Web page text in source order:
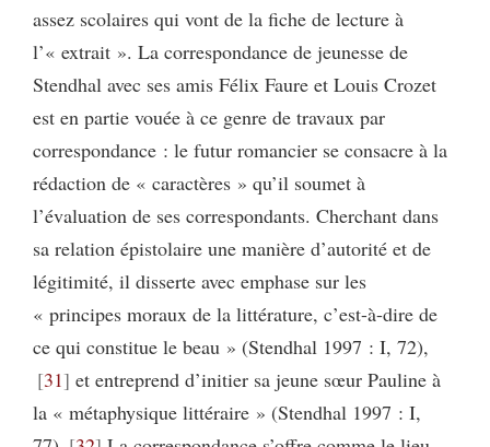
assez scolaires qui vont de la fiche de lecture à
l’« extrait ». La correspondance de jeunesse de
Stendhal avec ses amis Félix Faure et Louis Crozet
est en partie vouée à ce genre de travaux par
correspondance : le futur romancier se consacre à la
rédaction de « caractères » qu’il soumet à
l’évaluation de ses correspondants. Cherchant dans
sa relation épistolaire une manière d’autorité et de
légitimité, il disserte avec emphase sur les
« principes moraux de la littérature, c’est-à-dire de
ce qui constitue le beau » (Stendhal 1997 : I, 72),
31 et entreprend d’initier sa jeune sœur Pauline à
la « métaphysique littéraire » (Stendhal 1997 : I,